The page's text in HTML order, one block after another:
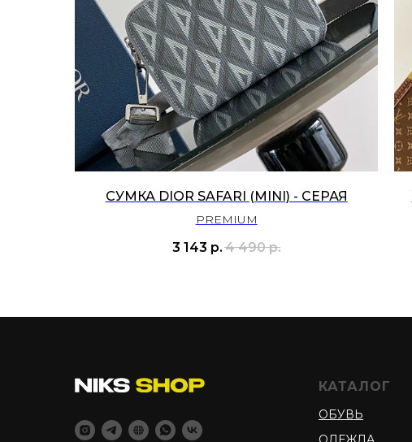
СУМКА DIOR SAFARI (MINI) - СЕРАЯ
PREMIUM
3 143 р.4 490 р.
КАТАЛОГ
ОБУВЬ